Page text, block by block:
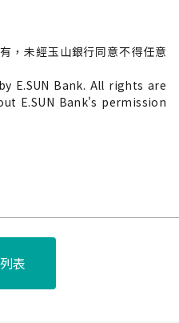
，未經玉山銀行同意不得任意
E.SUN Bank. All rights are
E.SUN Bank's permission
表